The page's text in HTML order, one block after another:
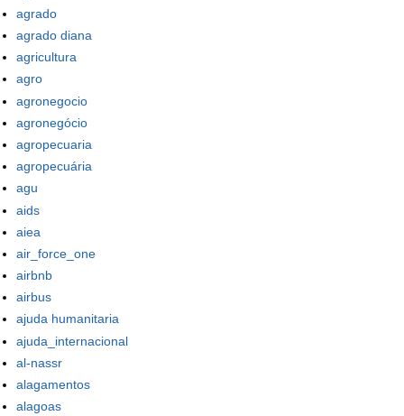
agrado
agrado diana
agricultura
agro
agronegocio
agronegócio
agropecuaria
agropecuária
agu
aids
aiea
air_force_one
airbnb
airbus
ajuda humanitaria
ajuda_internacional
al-nassr
alagamentos
alagoas